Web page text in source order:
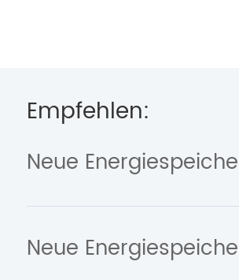
Empfehlen: